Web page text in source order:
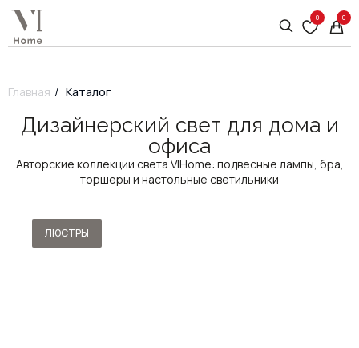
0 0
Главная / Каталог
Дизайнерский свет для дома и
офиса
Авторские коллекции света VIHome: подвесные лампы, бра,
торшеры и настольные светильники
ЛЮСТРЫ